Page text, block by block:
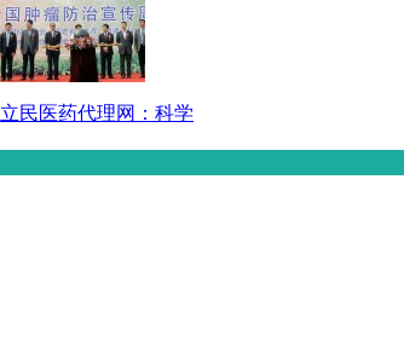
立民医药代理网：科学